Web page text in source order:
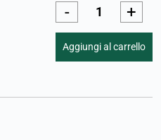
- +
Aggiungi al carrello